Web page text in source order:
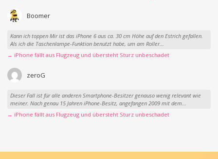
Boomer
Kann ich toppen Mir ist das iPhone 6 aus ca. 30 cm Höhe auf den Estrich gefallen.
Als ich die Taschenlampe-Funktion benutzt habe, um am Roller...
→ iPhone fällt aus Flugzeug und übersteht Sturz unbeschadet
zeroG
Dieser Fall ist für alle anderen Smartphone-Besitzer genauso wenig relevant wie
meiner. Nach genau 15 Jahren iPhone-Besitz, angefangen 2009 mit dem...
→ iPhone fällt aus Flugzeug und übersteht Sturz unbeschadet